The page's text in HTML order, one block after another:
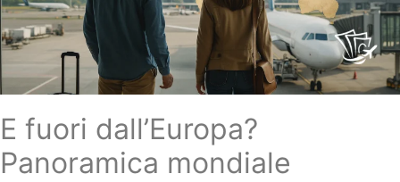
E fuori dall’Europa?
Panoramica mondiale